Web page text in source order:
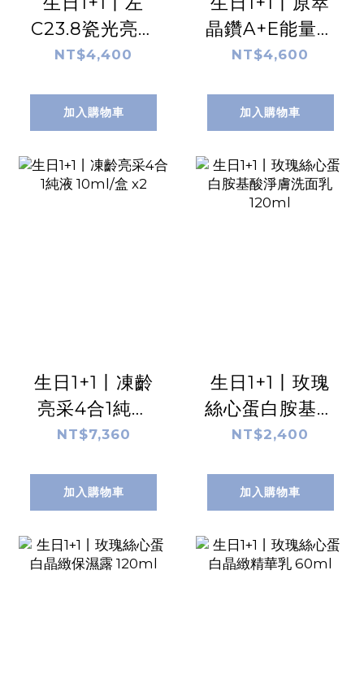
C23.8瓷光亮采
眼霜 20ml
NT$4,400
加入購物車
晶鑽A+E能量賦
活油 15ml
NT$4,600
加入購物車
生日1+1丨凍齡
亮采4合1純液
10ml/盒 x2
NT$7,360
加入購物車
生日1+1丨玫瑰
絲心蛋白胺基酸
淨膚洗面乳
NT$2,400
加入購物車